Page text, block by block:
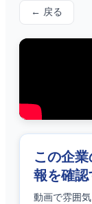
← 戻る
この企
報を確認
動画で雰囲